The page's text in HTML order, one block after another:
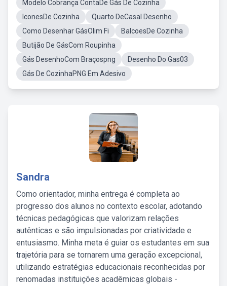
Modelo Cobrança ContaDe Gás De Cozinha
IconesDe Cozinha
Quarto DeCasal Desenho
Como Desenhar GásOlim Fi
BalcoesDe Cozinha
Butijão De GásCom Roupinha
Gás DesenhoCom Braçospng
Desenho Do Gas03
Gás De CozinhaPNG Em Adesivo
Sandra
Como orientador, minha entrega é completa ao
progresso dos alunos no contexto escolar, adotando
técnicas pedagógicas que valorizam relações
autênticas e são impulsionadas por criatividade e
entusiasmo. Minha meta é guiar os estudantes em sua
trajetória para se tornarem uma geração excepcional,
utilizando estratégias educacionais reconhecidas por
renomadas instituições acadêmicas globais -